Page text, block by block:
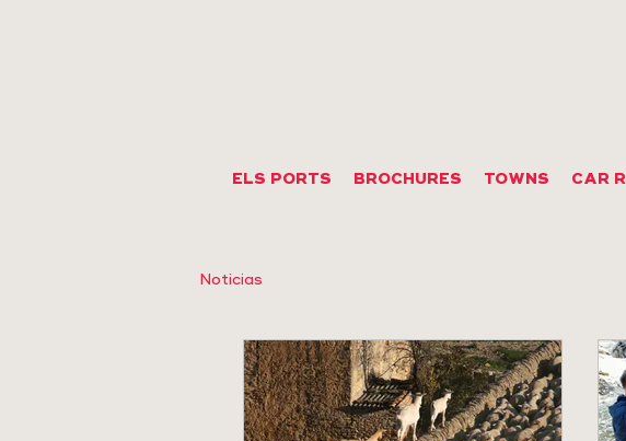
ELS PORTS BROCHURES TOWNS CAR
Noticias